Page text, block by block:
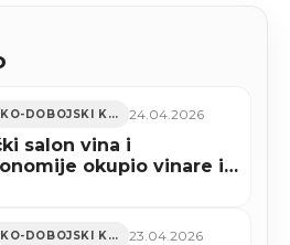
ZENIČKO-DOBOJSKI KANTON 24.04.2026
salon vina i
okupio vinare iz
ZENIČKO-DOBOJSKI KANTON 23.04.2026